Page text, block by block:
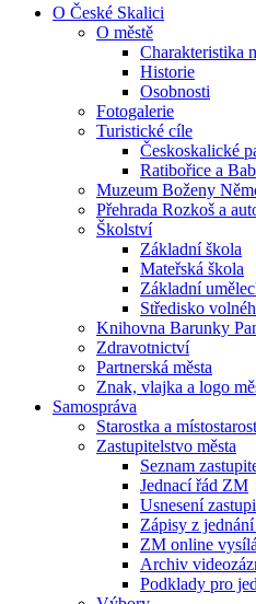
O České Skalici
O městě
Charakteristika
Historie
Osobnosti
Fotogalerie
Turistické cíle
Českoskalické
Ratibořice a
Muzeum Boženy
Přehrada Rozkoš a
Školství
Základní škola
Mateřská škola
Základní
Středisko
Knihovna Barunky
Zdravotnictví
Partnerská města
Znak, vlajka a logo
Samospráva
Starostka a
Zastupitelstvo města
Seznam
Jednací řád ZM
Usnesení
Zápisy z
ZM online
Archiv
Podklady pro